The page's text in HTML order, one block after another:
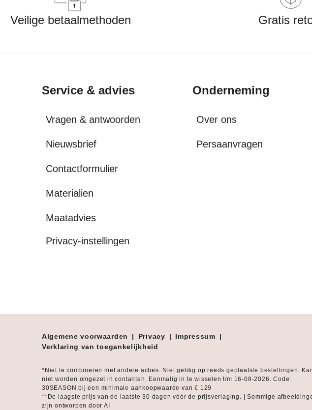
Veilige betaalmethoden Gratis
Service & advies
Vragen & antwoorden
Nieuwsbrief
Contactformulier
Materialien
Maatadvies
Privacy-instellingen
Onderneming
Over ons
Persaanvragen
Algemene voorwaarden | Privacy | Impressum
|
Verklaring van toegankelijkheid
*Niet te combineren met andere acties. Niet geldig op reeds geplaatste bestellingen.
niet worden omgezet in contanten. Eenmalig in te wisselen t/m 16-08-2026. Code:
30SEASON bij een minimale aankoopwaarde van € 129
**De laagste prijs van de laatste 30 dagen vóór de prijsverlaging. | Sommige
zijn ontworpen door AI